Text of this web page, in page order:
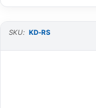
SKU: KD-RS